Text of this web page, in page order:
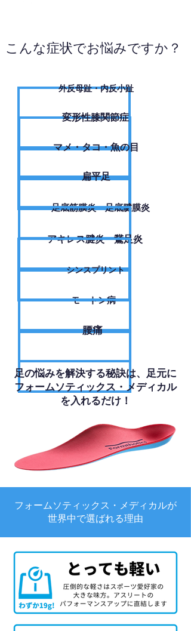
こんな症状でお悩みですか？
外反母趾・内反小趾
変形性膝関節症
​マメ・タコ・魚の目
扁平足
足底筋膜炎・足底腱膜炎
アキレス腱炎・鵞足炎
シンスプリント
モートン病
腰痛
足の悩みを解決する秘訣は、足元に
フォームソティックス・メディカル
を入れるだけ！
フォームソティックス・メディカルが
世界中で選ばれる理由